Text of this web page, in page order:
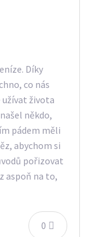
Díky
co nás
užívat života
někdo,
pádem měli
abychom si
pořizovat
aspoň na to,
0